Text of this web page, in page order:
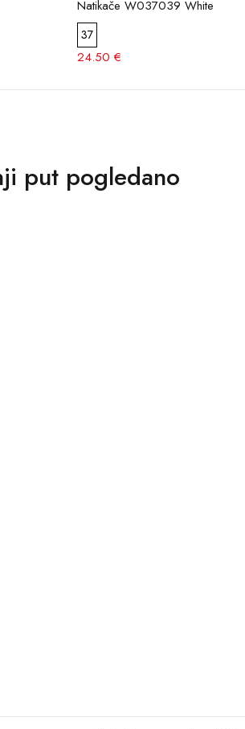
Natikače W037039 White
37
24.50 €
put pogledano